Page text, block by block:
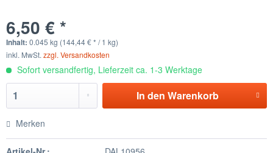
6,50 € *
Inhalt: 0.045 kg (144,44 € * / 1 kg)
inkl. MwSt. zzgl. Versandkosten
Sofort versandfertig, Lieferzeit ca. 1-3 Werktage
In den Warenkorb
Merken